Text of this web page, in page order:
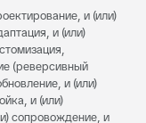
и (или)
и (или)
(реверсивный
и (или)
и (или)
сопровождение, и